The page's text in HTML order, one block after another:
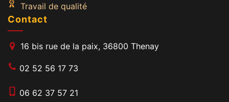
Travail de qualité
Contact
16 bis rue de la paix, 36800 Thenay
02 52 56 17 73
06 62 37 57 21